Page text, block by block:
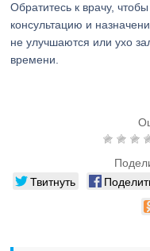
Обратитесь к врачу,
консультацию и
не улучшаются или ухо
времени.
Твитнуть